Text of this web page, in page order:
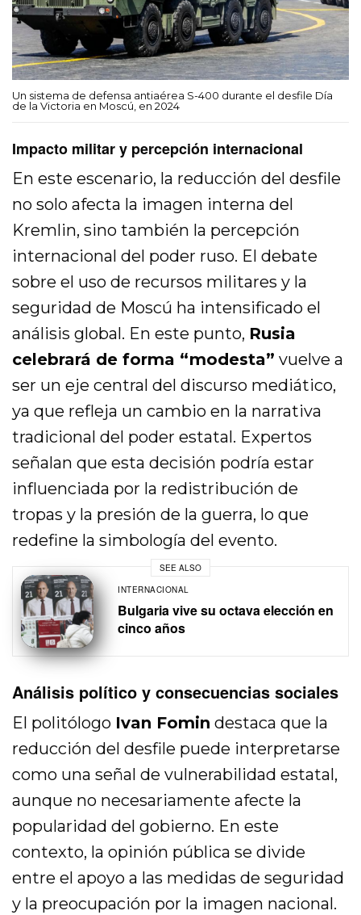
Un sistema de defensa antiaérea S-400 durante el desfile Día
de la Victoria en Moscú, en 2024
Impacto militar y percepción internacional
En este escenario, la reducción del desfile
no solo afecta la imagen interna del
Kremlin, sino también la percepción
internacional del poder ruso. El debate
sobre el uso de recursos militares y la
seguridad de Moscú ha intensificado el
análisis global. En este punto, Rusia
celebrará de forma “modesta” vuelve a
ser un eje central del discurso mediático,
ya que refleja un cambio en la narrativa
tradicional del poder estatal. Expertos
señalan que esta decisión podría estar
influenciada por la redistribución de
tropas y la presión de la guerra, lo que
redefine la simbología del evento.
SEE ALSO
INTERNACIONAL
Bulgaria vive su octava elección en
cinco años
Análisis político y consecuencias sociales
El politólogo Ivan Fomin destaca que la
reducción del desfile puede interpretarse
como una señal de vulnerabilidad estatal,
aunque no necesariamente afecte la
popularidad del gobierno. En este
contexto, la opinión pública se divide
entre el apoyo a las medidas de seguridad
y la preocupación por la imagen nacional.